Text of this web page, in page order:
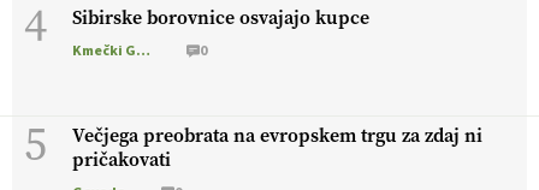
4 Sibirske borovnice osvajajo kupce
Kmečki Glas 0
5
Večjega preobrata na evropskem trgu za zdaj ni
pričakovati